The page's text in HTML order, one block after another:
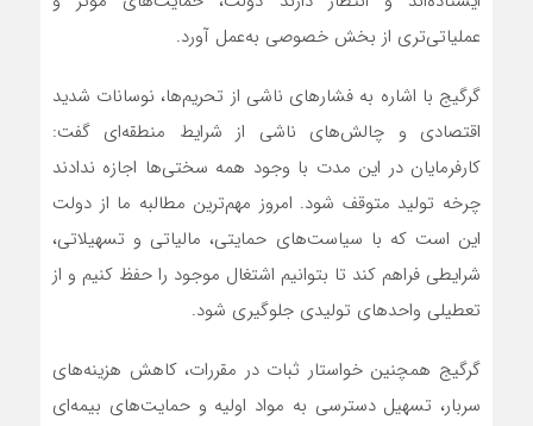
عملیاتی‌تری از بخش خصوصی به‌عمل آورد.
گرگیج با اشاره به فشار‌های ناشی از تحریم‌ها، نوسانات شدید
اقتصادی و چالش‌های ناشی از شرایط منطقه‌ای گفت:
کارفرمایان در این مدت با وجود همه سختی‌ها اجازه ندادند
چرخه تولید متوقف شود. امروز مهم‌ترین مطالبه ما از دولت
این است که با سیاست‌های حمایتی، مالیاتی و تسهیلاتی،
شرایطی فراهم کند تا بتوانیم اشتغال موجود را حفظ کنیم و از
تعطیلی واحد‌های تولیدی جلوگیری شود.
گرگیج همچنین خواستار ثبات در مقررات، کاهش هزینه‌های
سربار، تسهیل دسترسی به مواد اولیه و حمایت‌های بیمه‌ای